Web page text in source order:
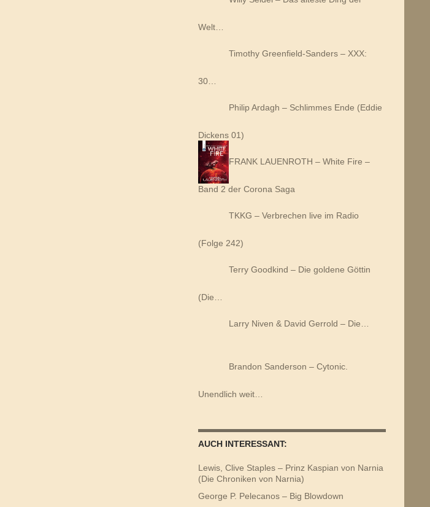
Welt…
Timothy Greenfield-Sanders – XXX:
30…
Philip Ardagh – Schlimmes Ende (Eddie
Dickens 01)
FRANK LAUENROTH – White Fire –
Band 2 der Corona Saga
TKKG – Verbrechen live im Radio
(Folge 242)
Terry Goodkind – Die goldene Göttin
(Die…
Larry Niven & David Gerrold – Die…
Brandon Sanderson – Cytonic.
Unendlich weit…
AUCH INTERESSANT:
Lewis, Clive Staples – Prinz Kaspian von Narnia
(Die Chroniken von Narnia)
George P. Pelecanos – Big Blowdown